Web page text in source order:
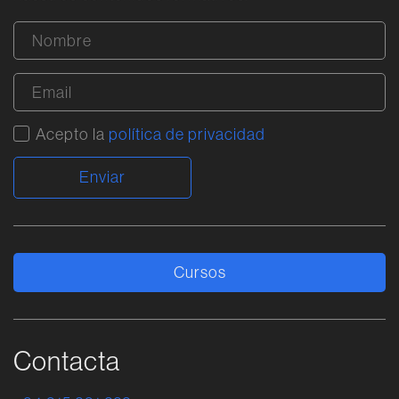
Acepto la política de privacidad
Contacta
Cursos